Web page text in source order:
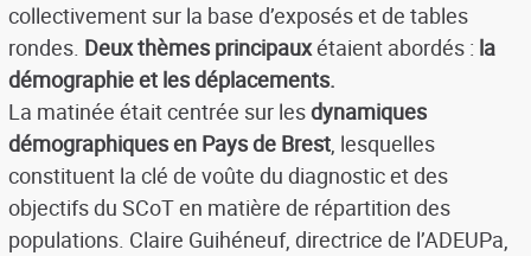
collectivement sur la base d’exposés et de tables
rondes. Deux thèmes principauxétaient abordés : la
démographie et les déplacements.
La matinée était centrée sur lesdynamiques
démographiques en Pays de Brest, lesquelles
constituent la clé de voûte du diagnostic et des
objectifs du SCoT en matière de répartition des
populations. Claire Guihéneuf, directrice de l’ADEUPa,